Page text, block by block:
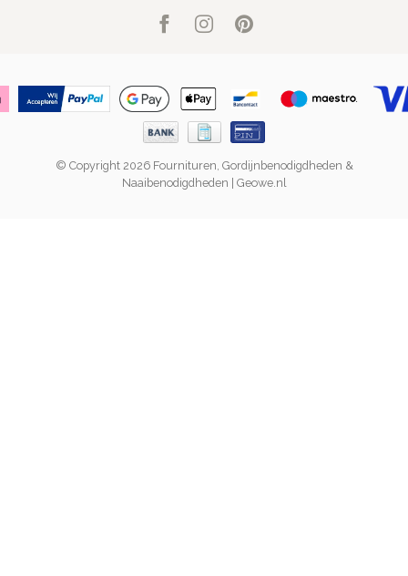
© Copyright 2026 Fournituren, Gordijnbenodigdheden &
Naaibenodigdheden | Geowe.nl